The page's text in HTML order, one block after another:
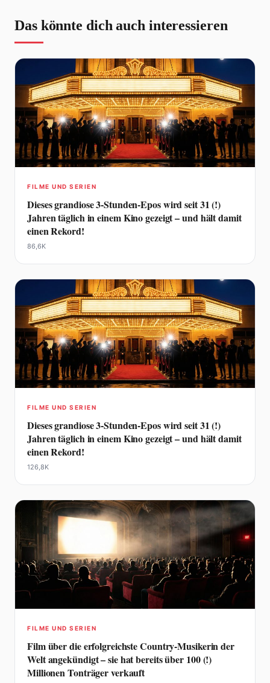
Das könnte dich auch interessieren
FILME UND SERIEN
Dieses grandiose 3-Stunden-Epos wird seit 31 (!)
Jahren täglich in einem Kino gezeigt – und hält damit
einen Rekord!
86,6K
FILME UND SERIEN
Dieses grandiose 3-Stunden-Epos wird seit 31 (!)
Jahren täglich in einem Kino gezeigt – und hält damit
einen Rekord!
126,8K
FILME UND SERIEN
Film über die erfolgreichste Country-Musikerin der
Welt angekündigt – sie hat bereits über 100 (!)
Millionen Tonträger verkauft